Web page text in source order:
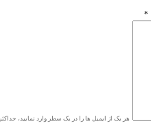
هر یک از ایمیل ها را در یک سطر وارد نمایید، حداکثر ۲۰ آدرس